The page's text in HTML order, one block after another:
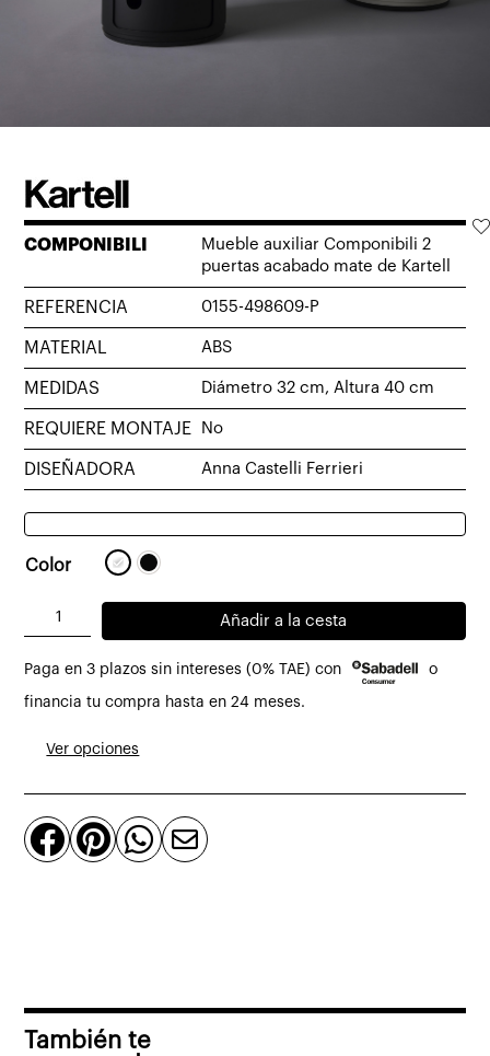
COMPONIBILI
Mueble auxiliar Componibili 2
puertas acabado mate de Kartell
REFERENCIA 0155-498609-P
MATERIAL ABS
MEDIDAS Diámetro 32 cm, Altura 40 cm
REQUIERE MONTAJE No
DISEÑADORA Anna Castelli Ferrieri
Color
Mueble
Componibili
2
acabado
mate
de
Kartell
Añadir a la cesta
Paga en 3 plazos sin intereses (0% TAE) con o
financia tu compra hasta en 24 meses.
Ver opciones
   
También te